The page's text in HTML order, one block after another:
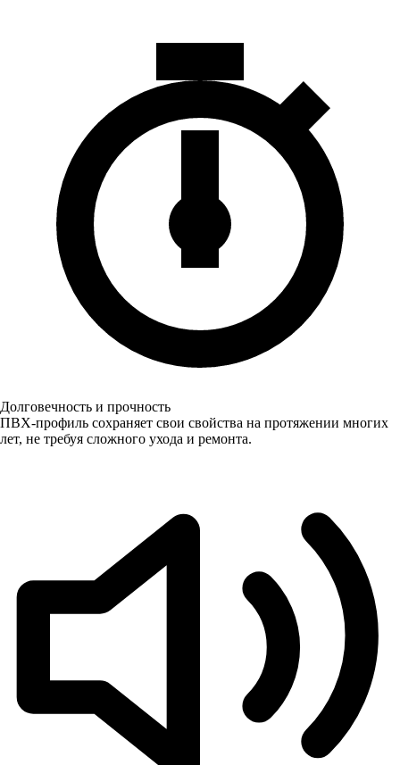
Долговечность и прочность
ПВХ-профиль сохраняет свои свойства на протяжении многих
лет, не требуя сложного ухода и ремонта.